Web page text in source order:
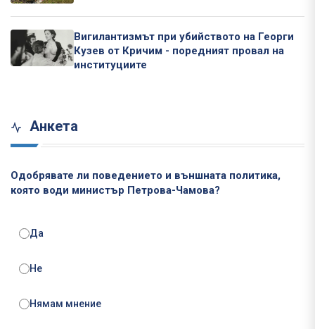
Вигилантизмът при убийството на Георги
Кузев от Кричим - поредният провал на
институциите
Анкета
Одобрявате ли поведението и външната политика,
която води министър Петрова-Чамова?
Да
Не
Нямам мнение